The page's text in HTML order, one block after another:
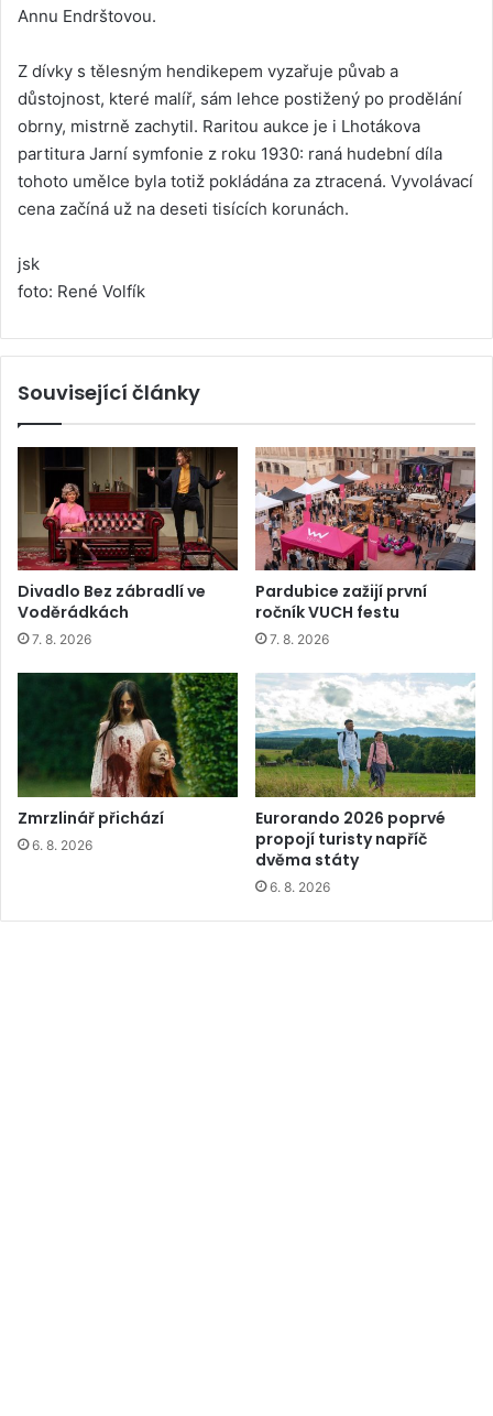
Annu Endrštovou.
Z dívky s tělesným hendikepem vyzařuje půvab a
důstojnost, které malíř, sám lehce postižený po prodělání
obrny, mistrně zachytil. Raritou aukce je i Lhotákova
partitura Jarní symfonie z roku 1930: raná hudební díla
tohoto umělce byla totiž pokládána za ztracená. Vyvolávací
cena začíná už na deseti tisících korunách.
jsk
foto: René Volfík
Související články
Divadlo Bez zábradlí ve
Voděrádkách
7. 8. 2026
Pardubice zažijí první
ročník VUCH festu
7. 8. 2026
Zmrzlinář přichází
6. 8. 2026
Eurorando 2026 poprvé
propojí turisty napříč
dvěma státy
6. 8. 2026